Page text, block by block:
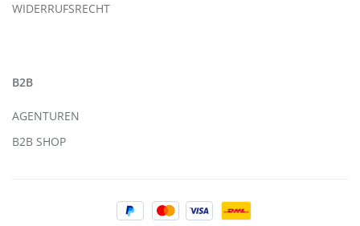
WIDERRUFSRECHT
B2B
AGENTUREN
B2B SHOP